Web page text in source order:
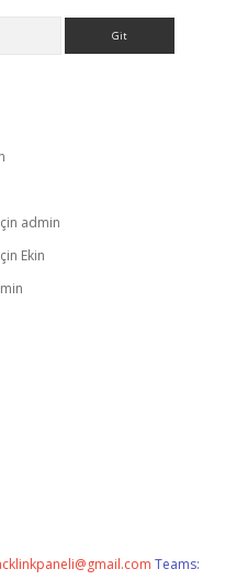
admin
Ekin
Teams: